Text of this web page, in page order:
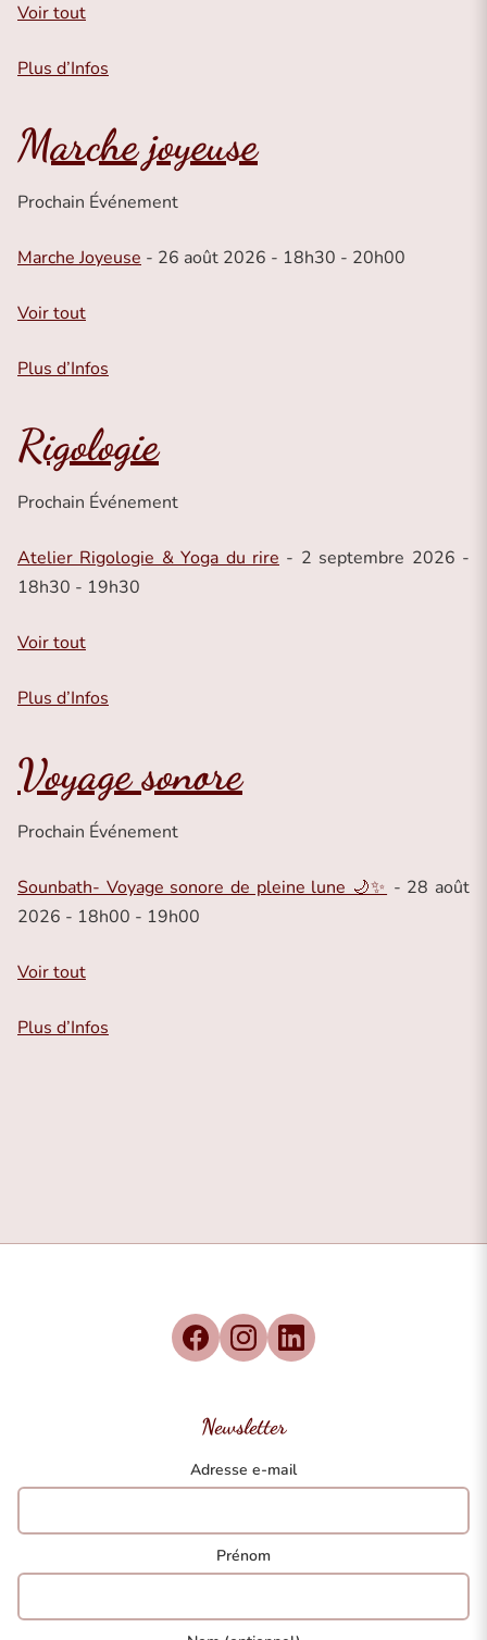
Voir tout
Plus d’Infos
Marche joyeuse
Prochain Événement
Marche Joyeuse - 26 août 2026 - 18h30 - 20h00
Voir tout
Plus d’Infos
Rigologie
Prochain Événement
Atelier Rigologie & Yoga du rire - 2 septembre 2026 -
18h30 - 19h30
Voir tout
Plus d’Infos
Voyage sonore
Prochain Événement
Sounbath- Voyage sonore de pleine lune 🌙✨ - 28 août
2026 - 18h00 - 19h00
Voir tout
Plus d’Infos
Newsletter
Adresse e-mail
Prénom